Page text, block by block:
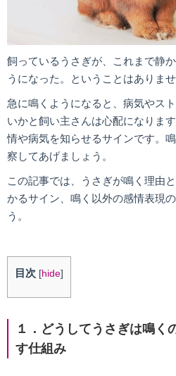
飼っているうさぎが、これまで静
うになった。ということはありま
急に鳴くようになると、病気やス
いかと飼い主さんは心配になりま
情や病気を知らせるサインです。
察してあげましょう。
この記事では、うさぎが鳴く理由
かるサイン、鳴く以外の感情表現
う。
目次 [hide]
１．どうしてうさぎは鳴く
す仕組み